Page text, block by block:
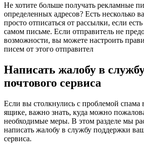
Не хотите больше получать рекламные
определенных адресов? Есть несколько
просто отписаться от рассылки, если
самом письме. Если отправитель не
возможности, вы можете настроить
писем от этого отправител
Написать жалобу в
почтового сервиса
Если вы столкнулись с проблемой спама
ящике, важно знать, куда можно
необходимые меры. В этом разделе мы
написать жалобу в службу поддержки
сервиса.